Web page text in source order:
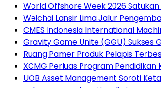
World Offshore Week 2026
Weichai Lansir Lima Jalur
CMES Indonesia International
Gravity Game Unite (GGU) Sukses
Ruang Pamer Produk Pelapis
XCMG Perluas Program
UOB Asset Management Soroti